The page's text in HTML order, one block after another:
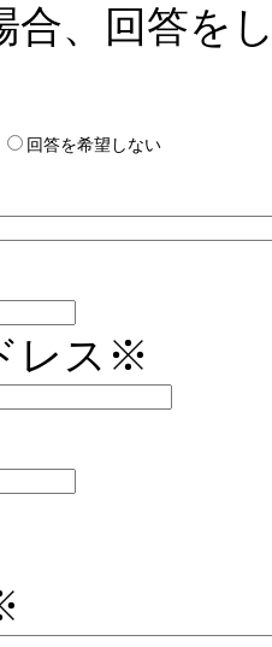
合、回答を
回答を希望しない
レス※